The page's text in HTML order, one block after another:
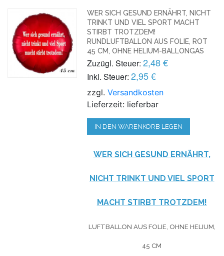
WER SICH GESUND ERNÄHRT, NICHT
TRINKT UND VIEL SPORT MACHT
STIRBT TROTZDEM!
RUNDLUFTBALLON AUS FOLIE, ROT
45 CM, OHNE HELIUM-BALLONGAS
Zuzügl. Steuer: 2,48 €
Inkl. Steuer: 2,95 €
zzgl.Versandkosten
Lieferzeit: lieferbar
IN DEN WARENKORB LEGEN
WER SICH GESUND ERNÄHRT,
NICHT TRINKT UND VIEL SPORT
MACHT STIRBT TROTZDEM!
LUFTBALLON AUS FOLIE, OHNE HELIUM,
45 CM